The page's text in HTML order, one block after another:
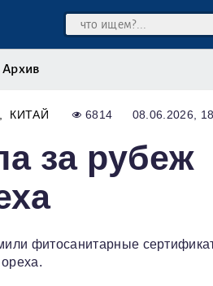
Архив
КИТАЙ 6814 08.06.2026,
за рубеж
фитосанитарные